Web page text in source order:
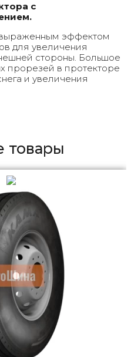
с
эффектом
для увеличения
стороны. Большое
прорезей в протекторе
и увеличения
товары